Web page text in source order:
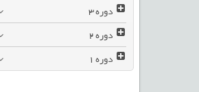
دوره
دوره
دوره